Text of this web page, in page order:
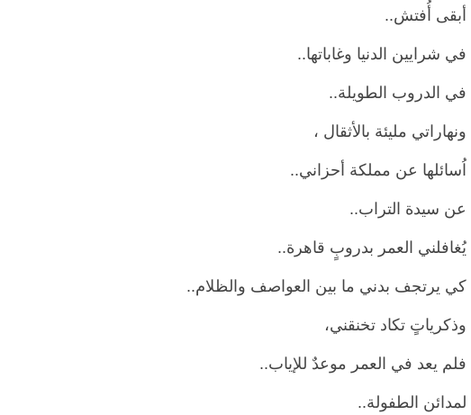
أبقى أُفتش..
في شرايين الدنيا وغاباتها..
في الدروب الطويلة..
ونهاراتي مليئة بالأثقال ،
اُسائلها عن مملكة أحزاني..
عن سيدة التراب..
يُغافلني العمر بدروبٍ قاهرة..
كي يرتجف بدني ما بين العواصف والظلام..
وذكرياتٍ تكاد تخنقني،
فلم يعد في العمر موعدٌ للإياب..
لمدائن الطفولة..